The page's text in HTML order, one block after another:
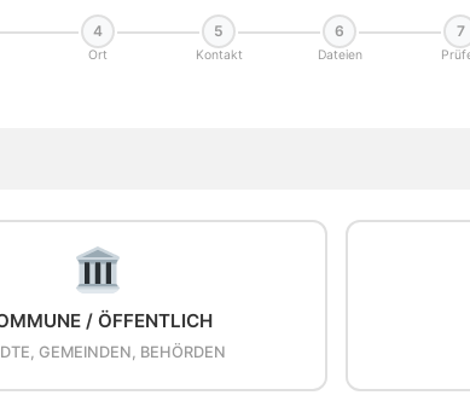
4
Ort
5
Kontakt
6
Dateien
7
/ ÖFFENTLICH
GEMEINDEN, BEHÖRDEN